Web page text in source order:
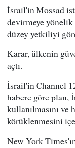
İsrail'in Mossad
devirmeye yönelik
düzey yetkiliyi
Karar, ülkenin
açtı.
İsrail'in Channel
habere göre plan,
kullanılmasını ve
körüklenmesini
New York